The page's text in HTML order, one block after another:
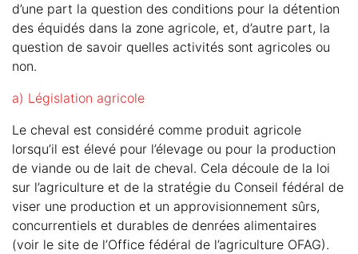
d’une part la question des conditions pour la détention
des équidés dans la zone agricole, et, d’autre part, la
question de savoir quelles activités sont agricoles ou
non.
a) Législation agricole
Le cheval est considéré comme produit agricole
lorsqu’il est élevé pour l’élevage ou pour la production
de viande ou de lait de cheval. Cela découle de la loi
sur l’agriculture et de la stratégie du Conseil fédéral de
viser une production et un approvisionnement sûrs,
concurrentiels et durables de denrées alimentaires
(voir le site de l’Office fédéral de l’agriculture OFAG).